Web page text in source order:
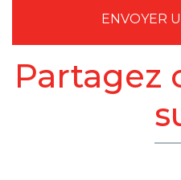
ENVOYER
Partagez